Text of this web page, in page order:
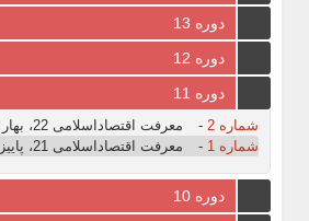
دوره 13
دوره 12
دوره 11
شماره 2 -
معرفت اقتصاداسلامی 22، بهار و تابستان 1399
شماره 1
- معرفت اقتصاداسلامی 21، پاییز و زمستان 1398
دوره 10